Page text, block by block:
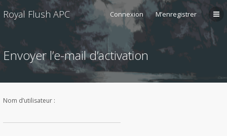
Royal Flush APC Connexion M’enregistrer
Envoyer l’e-mail d’activation
Nom d’utilisateur :